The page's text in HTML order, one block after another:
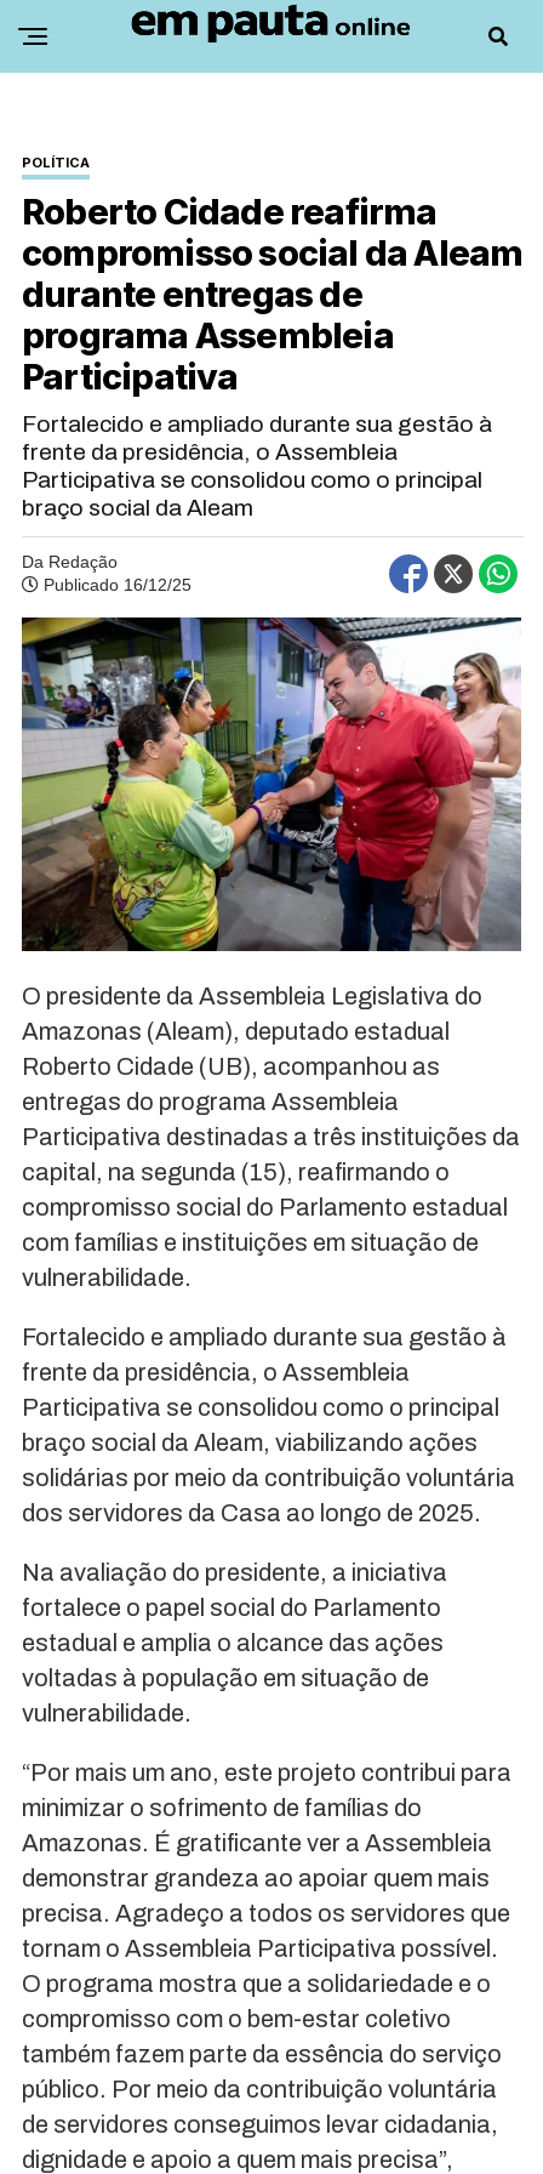
POLÍTICA
Roberto Cidade reafirma
compromisso social da Aleam
durante entregas de
programa Assembleia
Participativa
Fortalecido e ampliado durante sua gestão à
frente da presidência, o Assembleia
Participativa se consolidou como o principal
braço social da Aleam
Da Redação
Publicado 16/12/25
O presidente da Assembleia Legislativa do
Amazonas (Aleam), deputado estadual
Roberto Cidade (UB), acompanhou as
entregas do programa Assembleia
Participativa destinadas a três instituições da
capital, na segunda (15), reafirmando o
compromisso social do Parlamento estadual
com famílias e instituições em situação de
vulnerabilidade.
Fortalecido e ampliado durante sua gestão à
frente da presidência, o Assembleia
Participativa se consolidou como o principal
braço social da Aleam, viabilizando ações
solidárias por meio da contribuição voluntária
dos servidores da Casa ao longo de 2025.
Na avaliação do presidente, a iniciativa
fortalece o papel social do Parlamento
estadual e amplia o alcance das ações
voltadas à população em situação de
vulnerabilidade.
“Por mais um ano, este projeto contribui para
minimizar o sofrimento de famílias do
Amazonas. É gratificante ver a Assembleia
demonstrar grandeza ao apoiar quem mais
precisa. Agradeço a todos os servidores que
tornam o Assembleia Participativa possível.
O programa mostra que a solidariedade e o
compromisso com o bem-estar coletivo
também fazem parte da essência do serviço
público. Por meio da contribuição voluntária
de servidores conseguimos levar cidadania,
dignidade e apoio a quem mais precisa”,